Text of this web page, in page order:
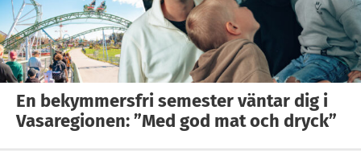
En bekymmersfri semester väntar dig i
Vasaregionen: ”Med god mat och dryck”